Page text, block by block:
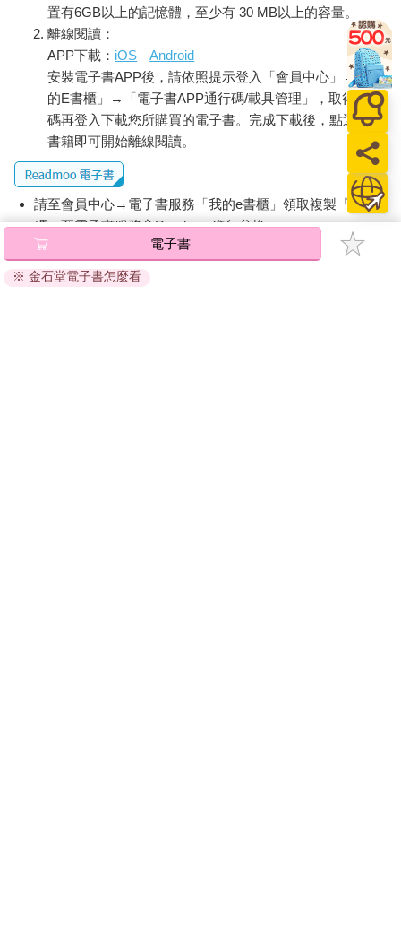
置有6GB以上的記憶體，至少有 30 MB以上的容量。
離線閱讀：
APP下載： iOS
Android
安裝電子書APP後，請依照提示登入「會員中心」→「我
的E書櫃」→「電子書APP通行碼/載具管理」，取得通行
碼再登入下載您所購買的電子書。完成下載後，點選任一
書籍即可開始離線閱讀。
請至會員中心→電子書服務「我的e書櫃」領取複製『兌換
碼』至電子書服務商Readmoo進行兌換。
退換貨須知：
因版權保護，您在金石堂所購買的電子書僅能以金石堂專屬
電子書
※ 金石堂電子書怎麼看